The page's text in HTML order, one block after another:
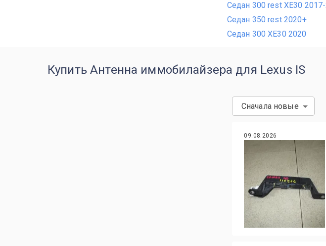
Седан 300 rest XE30
Седан 350 rest 2020+
Седан 300 XE30 2020
Купить Антенна иммобилайзера для Lexus IS
Сначала новые
09.08.2026